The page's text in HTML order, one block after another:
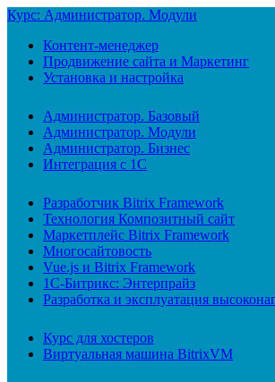
Курс: Администратор. Модули
Контент-менеджер
Продвижение сайта и Маркетинг
Установка и настройка
Администратор. Базовый
Администратор. Модули
Администратор. Бизнес
Интеграция с 1С
Разработчик Bitrix Framework
Технология Композитный сайт
Маркетплейс Bitrix Framework
Многосайтовость
Vue.js и Bitrix Framework
1С-Битрикс: Энтерпрайз
Разработка и эксплуатация
Курс для хостеров
Виртуальная машина BitrixVM